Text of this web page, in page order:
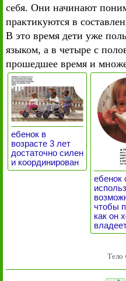
себя. Они начинают
практикуются в
В это время дети уже
языком, а в четыре с
прошедшее время и
ебенок в
возрасте 3 лет
достаточно силен
и координирован
ебенок
чтобы
как он
Тело